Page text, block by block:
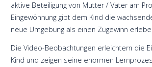
aktive Beteiligung von Mutter / Vater am
Eingewöhnung gibt dem Kind die
neue Umgebung als einen Zugewinn
Die Video-Beobachtungen erleichtern die
Kind und zeigen seine enormen